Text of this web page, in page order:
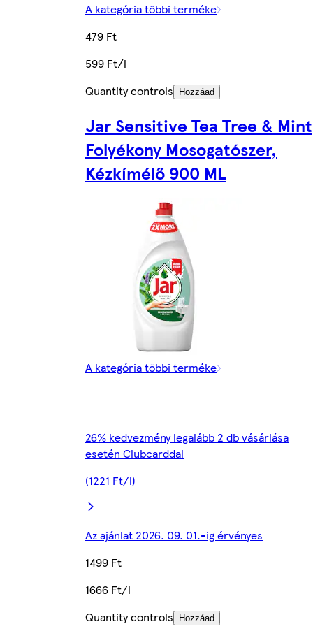
A kategória többi terméke
479 Ft
599 Ft/l
Quantity controls
Hozzáad
Jar Sensitive Tea Tree & Mint
Folyékony Mosogatószer,
Kézkímélő 900 ML
A kategória többi terméke
26% kedvezmény legalább 2 db vásárlása
esetén Clubcarddal
(1221 Ft/l)
Az ajánlat 2026. 09. 01.-ig érvényes
1499 Ft
1666 Ft/l
Quantity controls
Hozzáad